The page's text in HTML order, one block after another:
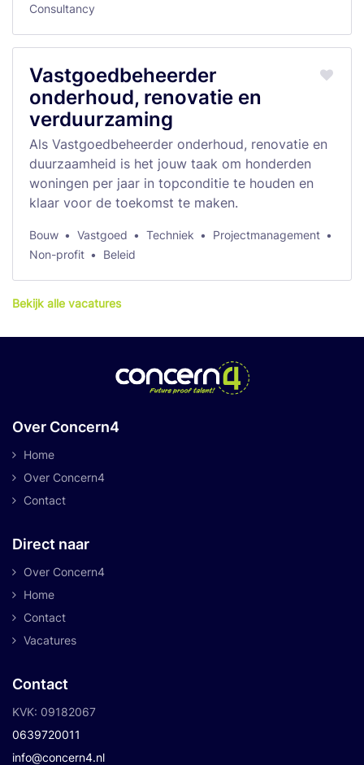
Consultancy
Vastgoedbeheerder
onderhoud, renovatie en
verduurzaming
Als Vastgoedbeheerder onderhoud, renovatie en
duurzaamheid is het jouw taak om honderden
woningen per jaar in topconditie te houden en
klaar voor de toekomst te maken.
Bouw Vastgoed Techniek
Projectmanagement
Non-profit
Beleid
Bekijk alle vacatures
Over Concern4
Home
Over Concern4
Contact
Direct naar
Over Concern4
Home
Contact
Vacatures
Contact
KVK: 09182067
0639720011
info@concern4.nl